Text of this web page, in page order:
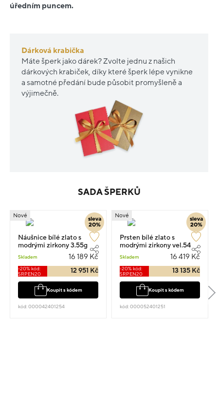
úředním puncem.
Dárková krabička
Máte šperk jako dárek? Zvolte jednu z našich
dárkových krabiček, díky které šperk lépe vynikne
a samotné předání bude působit promyšleně a
výjimečně.
SADA ŠPERKŮ
sleva
20%
Nové
Náušnice bílé zlato s
modrými zirkony 3.55g
Skladem 16 189 Kč
-20% kód:
SRPEN20
12 951 Kč
Koupit s kódem
kód: 000042401254
sleva
20%
Nové
Prsten bílé zlato s
modrými zirkony vel.54
Skladem 16 419 Kč
-20% kód:
SRPEN20
13 135 Kč
Koupit s kódem
kód: 000052401251